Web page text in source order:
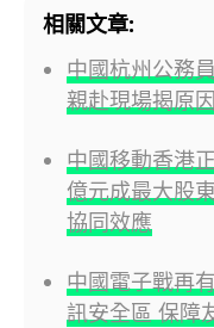
相關文章:
中國杭州公務
親赴現場揭原
中國移動香港
億元成最大股
協同效應
中國電子戰再
訊安全區 保障